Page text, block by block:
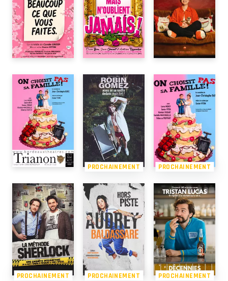
PROCHAINEMENT PROCHAINEMENT
PROCHAINEMENT PROCHAINEMENT PROCHAINEMENT